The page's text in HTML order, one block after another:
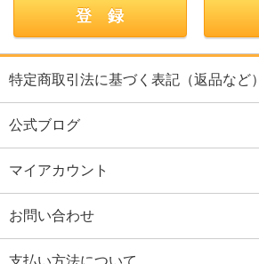
特定商取引法に基づく表記（返品など）
公式ブログ
マイアカウント
お問い合わせ
支払い方法について